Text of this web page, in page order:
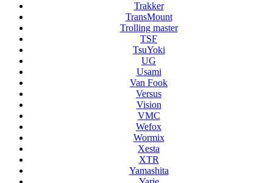
Trakker
TransMount
Trolling master
TSF
TsuYoki
UG
Usami
Van Fook
Versus
Vision
VMC
Wefox
Wormix
Xesta
XTR
Yamashita